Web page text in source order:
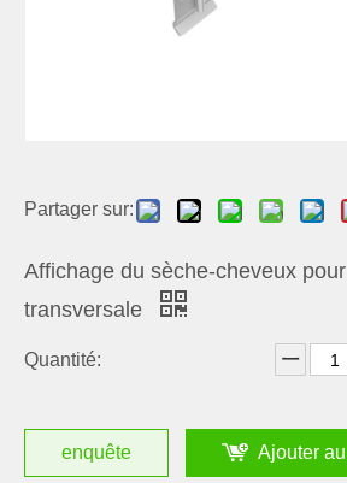
Partager sur:
Affichage du sèche-cheveux
transversale
Quantité:
enquête Ajouter